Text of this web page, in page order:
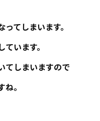
てしまいます。
います。
てしまいますので
。